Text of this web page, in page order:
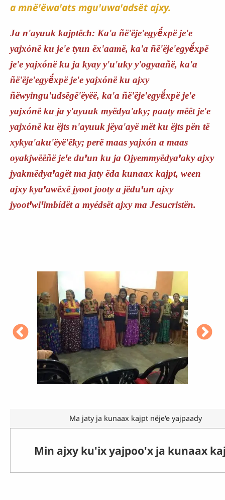
a mnëꞌëwaꞌats mguꞌuwaꞌadsët ajxy.
Ja n'ayuuk kajptëch: Ka'a ñë'ëje'egyë́xpë je'e
yajxónë ku je'e tyun ëx'aamë, ka'a ñë'ëje'egyë́xpë
je'e yajxónë ku ja kyay y'u'uky y'ogyaañë, ka'a
ñë'ëje'egyë́xpë je'e yajxónë ku ajxy
ñëwyingu'udsëgë'ëyëë, ka'a ñë'ëje'egyë́xpë je'e
yajxónë ku ja y'ayuuk myëdya'aky; paaty mëët je'e
yajxónë ku ëjts n'ayuuk jëya'ayë mët ku ëjts pën të
xykya'aku'ëyë'ëky; perë maas yajxón a maas
oyakjwëëñë jeꞌe duꞌun ku ja Ojyemmyëdyaꞌaky ajxy
jyakmëdyaꞌagët ma jaty ëda kunaax kajpt, ween
ajxy kyaꞌawëxë jyoot jooty a jëduꞌun ajxy
jyootꞌwiꞌimbídët a myédsët ajxy ma Jesucristën.
Ma jaty ja kunaax kajpt nëje'e yajpaady
Min ajxy ku'ix yajpoo'x ja kunaax